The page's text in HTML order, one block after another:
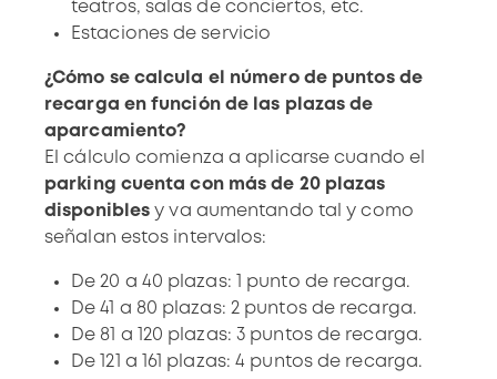
teatros, salas de conciertos, etc.
Estaciones de servicio
¿Cómo se calcula el número de puntos de
recarga en función de las plazas de
aparcamiento?
El cálculo comienza a aplicarse cuando el
parking cuenta con más de 20 plazas
disponibles y va aumentando tal y como
señalan estos intervalos:
De 20 a 40 plazas: 1 punto de recarga.
De 41 a 80 plazas: 2 puntos de recarga.
De 81 a 120 plazas: 3 puntos de recarga.
De 121 a 161 plazas: 4 puntos de recarga.